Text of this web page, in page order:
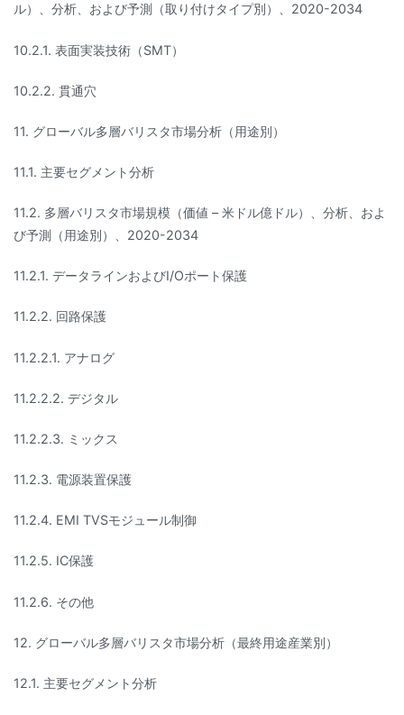
ル）、分析、および予測（取り付けタイプ別）、2020-2034
10.2.1. 表面実装技術（SMT）
10.2.2. 貫通穴
11. グローバル多層バリスタ市場分析（用途別）
11.1. 主要セグメント分析
11.2. 多層バリスタ市場規模（価値 – 米ドル億ドル）、分析、およ
び予測（用途別）、2020-2034
11.2.1. データラインおよびI/Oポート保護
11.2.2. 回路保護
11.2.2.1. アナログ
11.2.2.2. デジタル
11.2.2.3. ミックス
11.2.3. 電源装置保護
11.2.4. EMI TVSモジュール制御
11.2.5. IC保護
11.2.6. その他
12. グローバル多層バリスタ市場分析（最終用途産業別）
12.1. 主要セグメント分析